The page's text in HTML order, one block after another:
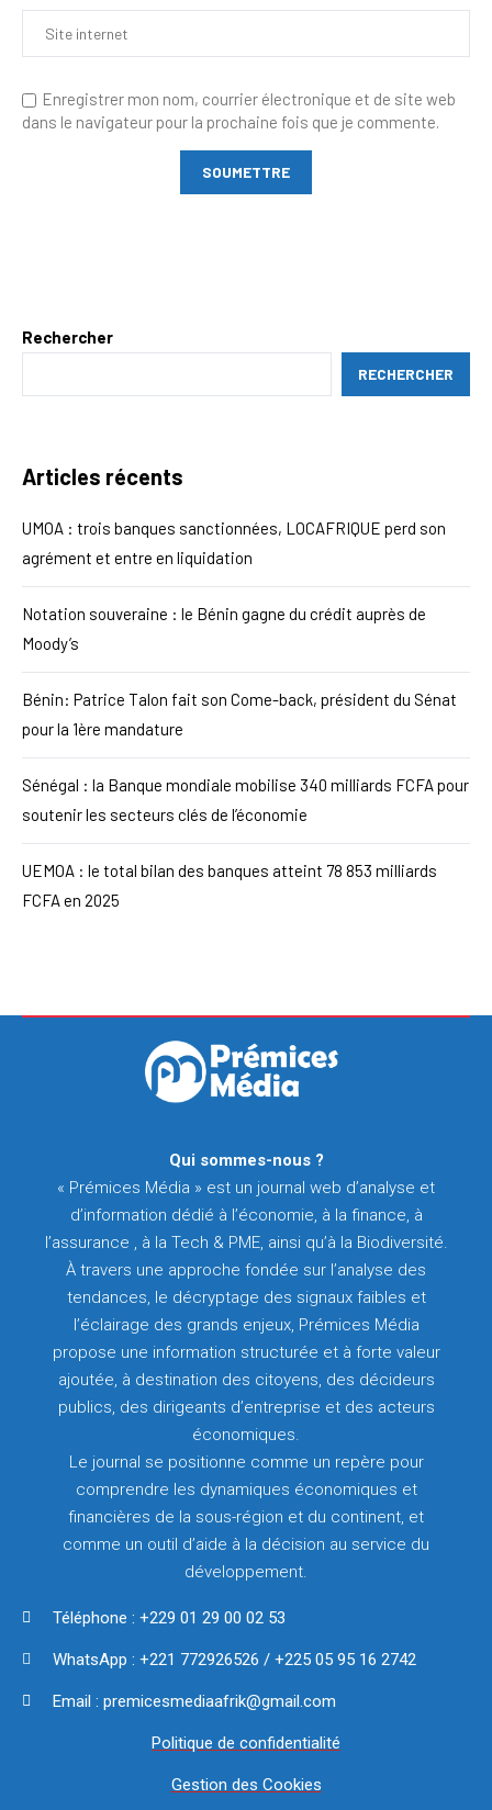
Enregistrer mon nom, courrier électronique et de site web
dans le navigateur pour la prochaine fois que je commente.
Rechercher
RECHERCHER
Articles récents
UMOA : trois banques sanctionnées, LOCAFRIQUE perd son
agrément et entre en liquidation
Notation souveraine : le Bénin gagne du crédit auprès de
Moody’s
Bénin: Patrice Talon fait son Come-back, président du Sénat
pour la 1ère mandature
Sénégal : la Banque mondiale mobilise 340 milliards FCFA pour
soutenir les secteurs clés de l’économie
UEMOA : le total bilan des banques atteint 78 853 milliards
FCFA en 2025
Qui sommes-nous ?
« Prémices Média » est un journal web d’analyse et
d’information dédié à l’économie, à la finance, à
l’assurance , à la Tech & PME, ainsi qu’à la Biodiversité.
À travers une approche fondée sur l’analyse des
tendances, le décryptage des signaux faibles et
l’éclairage des grands enjeux, Prémices Média
propose une information structurée et à forte valeur
ajoutée, à destination des citoyens, des décideurs
publics, des dirigeants d’entreprise et des acteurs
économiques.
Le journal se positionne comme un repère pour
comprendre les dynamiques économiques et
financières de la sous-région et du continent, et
comme un outil d’aide à la décision au service du
développement.
Téléphone : +229 01 29 00 02 53
WhatsApp : +221 772926526 / +225 05 95 16 2742
Email : premicesmediaafrik@gmail.com
Politique de confidentialité
Gestion des Cookies